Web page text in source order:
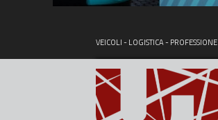
VEICOLI - LOGISTICA - PROFESSIONE